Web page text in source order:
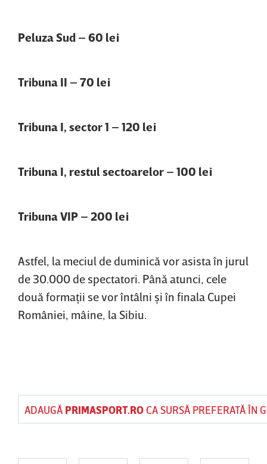
Peluza Sud – 60 lei
Tribuna II – 70 lei
Tribuna I, sector 1 – 120 lei
Tribuna I, restul sectoarelor – 100 lei
Tribuna VIP – 200 lei
Astfel, la meciul de duminică vor asista în jurul
de 30.000 de spectatori. Până atunci, cele
două formaţii se vor întâlni şi în finala Cupei
României, mâine, la Sibiu.
ADAUGĂ PRIMASPORT.ROCA SURSĂ PREFERATĂ ÎN